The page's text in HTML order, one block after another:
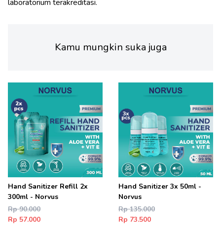
Kamu mungkin suka juga
Hand Sanitizer Refill 2x
300ml - Norvus
Rp 90.000
Rp 57.000
Hand Sanitizer 3x 50ml -
Norvus
Rp 135.000
Rp 73.500